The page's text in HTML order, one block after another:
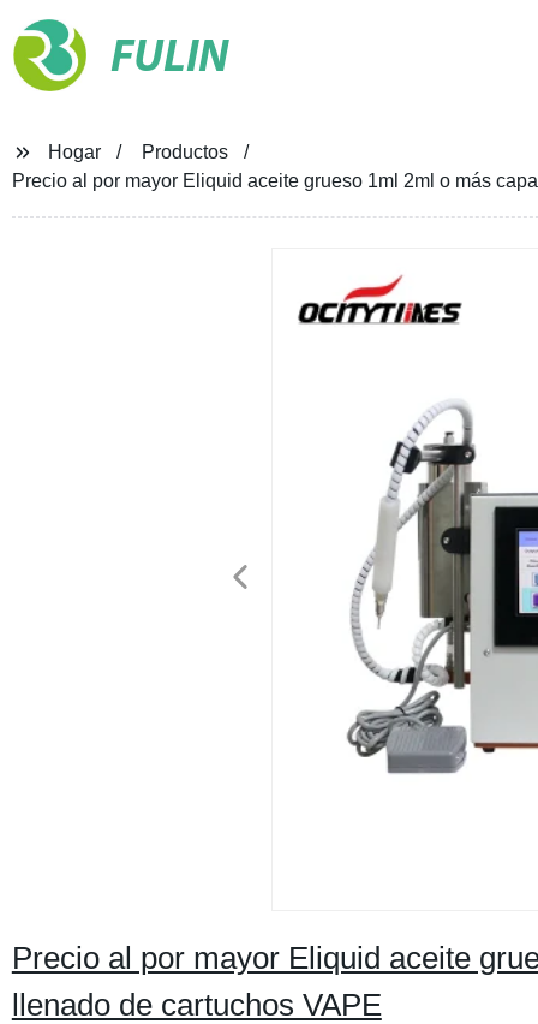
FULIN
Hogar
Productos
Precio al por mayor Eliquid aceite grueso 1ml 2ml o más
Precio al por mayor Eliquid aceite
llenado de cartuchos VAPE